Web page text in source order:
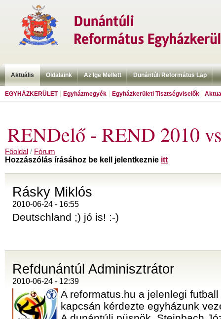
Aktuális Oldalaink Az Ige Mellett Dunántúli Református Lap
EGYHÁZKERÜLET Egyházmegyék Egyházkerületi Tisztségviselők
RENDelő - REND 2010
Főoldal / Fórum
Hozzászólás írásához be kell jelentkeznie itt
Rásky Miklós
2010-06-24 - 16:55
Deutschland ;) jó is! :-)
Refdunántúl Adminisztrátor
2010-06-24 - 12:39
A reformatus.hu a jelenlegi
kapcsán kérdezte egyházunk